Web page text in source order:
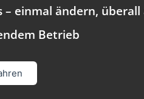
– einmal ändern,
Betrieb